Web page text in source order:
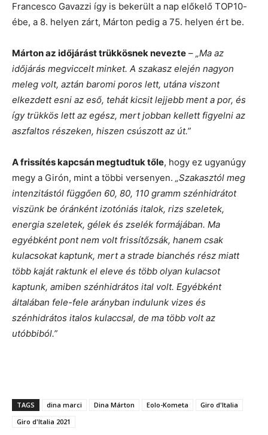
Francesco Gavazzi így is bekerült a nap előkelő TOP10-
ébe, a 8. helyen zárt, Márton pedig a 75. helyen ért be.
Márton az időjárást trükkösnek nevezte – „Ma az
időjárás megviccelt minket. A szakasz elején nagyon
meleg volt, aztán baromi poros lett, utána viszont
elkezdett esni az eső, tehát kicsit lejjebb ment a por, és
így trükkös lett az egész, mert jobban kellett figyelni az
aszfaltos részeken, hiszen csúszott az út.”
A frissítés kapcsán megtudtuk tőle, hogy ez ugyanúgy
megy a Girón, mint a többi versenyen. „Szakasztól meg
intenzitástól függően 60, 80, 110 gramm szénhidrátot
viszünk be óránként izotóniás italok, rizs szeletek,
energia szeletek, gélek és zselék formájában. Ma
egyébként pont nem volt frissítőzsák, hanem csak
kulacsokat kaptunk, mert a strade bianchés rész miatt
több kaját raktunk el eleve és több olyan kulacsot
kaptunk, amiben szénhidrátos ital volt. Egyébként
általában fele-fele arányban indulunk vizes és
szénhidrátos italos kulaccsal, de ma több volt az
utóbbiból.”
TAGS dina marci Dina Márton Eolo-Kometa
Giro d'Italia
Giro d'Italia 2021